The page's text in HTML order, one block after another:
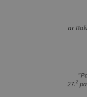
ar
27.2